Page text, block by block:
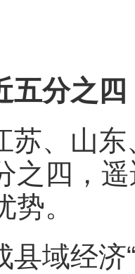
五分之四
苏、山
之四，
。
县域经济